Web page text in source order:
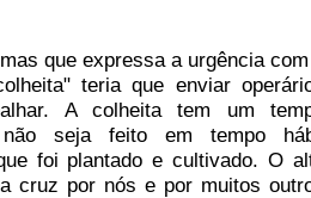
que expressa a urgência
teria que enviar
A colheita tem um
não seja feito em tempo
foi plantado e cultivado. O
cruz por nós e por muitos